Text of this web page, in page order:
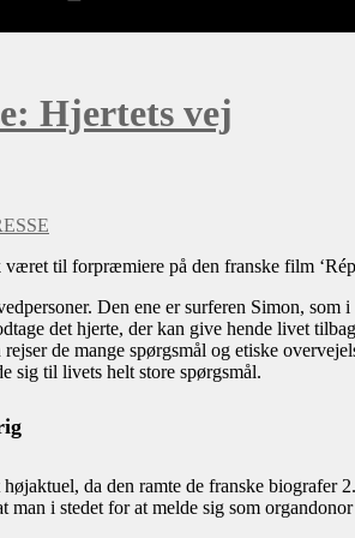
Hjertets vej
til forpræmiere på den franske film
Den ene er surferen Simon,
det hjerte, der kan give hende livet
rejser de mange spørgsmål og etiske
sig til livets helt store spørgsmål.
højaktuel, da den ramte de franske
man i stedet for at melde sig som